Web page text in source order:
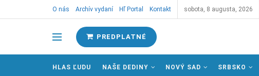
O nás Archív vydaní Hľ Portal Kontakt sobota, 8 augusta, 2026
PREDPLATNÉ
HLAS ĽUDU NAŠE DEDINY NOVÝ SAD SRBSKO